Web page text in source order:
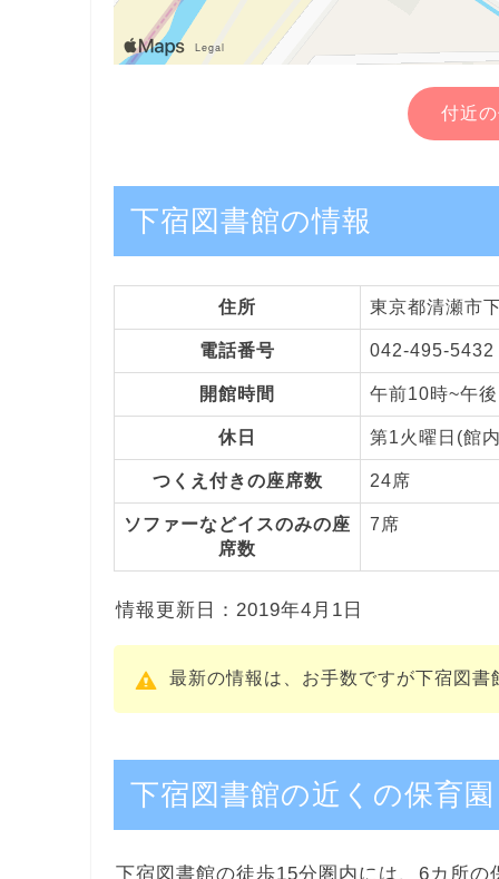
付近
下宿図書館の情報
住所 東京都清瀬市
電話番号 042-495-5432
開館時間 午前10時~午
休日 第1火曜日(館
つくえ付きの座席数 24席
ソファーなどイスのみの座
席数
7席
情報更新日：2019年4月1日
最新の情報は、お手数ですが下宿図
下宿図書館の近くの保育園
下宿図書館の徒歩15分圏内には、6カ所の